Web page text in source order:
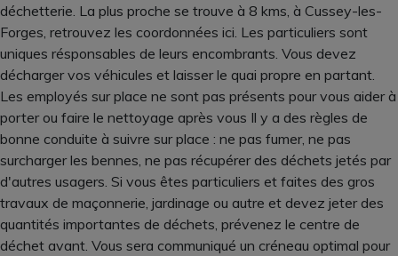
déchetterie. La plus proche se trouve à 8 kms, à Cussey-les-
Forges, retrouvez les coordonnées ici. Les particuliers sont
uniques résponsables de leurs encombrants. Vous devez
décharger vos véhicules et laisser le quai propre en partant.
Les employés sur place ne sont pas présents pour vous aider à
porter ou faire le nettoyage après vous Il y a des règles de
bonne conduite à suivre sur place : ne pas fumer, ne pas
surcharger les bennes, ne pas récupérer des déchets jetés par
d'autres usagers. Si vous êtes particuliers et faites des gros
travaux de maçonnerie, jardinage ou autre et devez jeter des
quantités importantes de déchets, prévenez le centre de
déchet avant. Vous sera communiqué un créneau optimal pour